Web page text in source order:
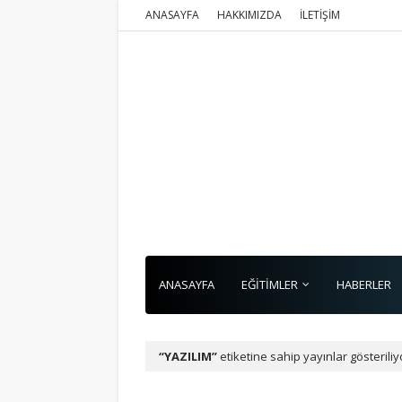
ANASAYFA HAKKIMIZDA İLETİŞİM
ANASAYFA EĞİTİMLER HABERLER
YAZILIM etiketine sahip yayınlar